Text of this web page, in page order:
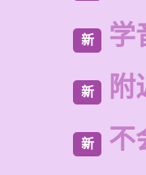
新 学
新 附
新 不